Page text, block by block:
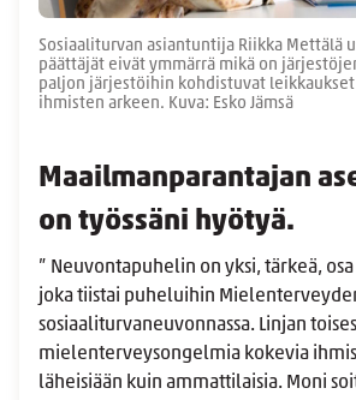
Sosiaaliturvan asiantuntija Riikka Mettälä
päättäjät eivät ymmärrä mikä on
paljon järjestöihin kohdistuvat
ihmisten arkeen. Kuva: Esko Jämsä
Maailmanparantajan
on työssäni hyötyä.
” Neuvontapuhelin on yksi, tärkeä,
joka tiistai puheluihin
sosiaaliturvaneuvonnassa. Linjan
mielenterveysongelmia kokevia
läheisiään kuin ammattilaisia. Moni